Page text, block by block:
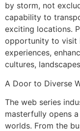
by storm, not
capability to
exciting locations.
opportunity to visit
experiences,
cultures,
A Door to Diverse
The web series
masterfully opens
worlds. From the